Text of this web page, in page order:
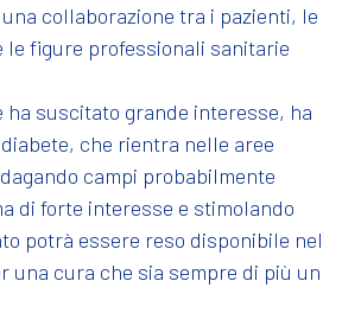
una collaborazione tra i pazienti, le
le figure professionali sanitarie
ha suscitato grande interesse, ha
che rientra nelle aree
campi probabilmente
di forte interesse e stimolando
potrà essere reso disponibile nel
una cura che sia sempre di più un